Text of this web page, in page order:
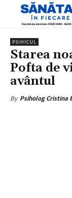
PSIHICUL
Starea
Pofta de
avântul
By Psiholog Cristina